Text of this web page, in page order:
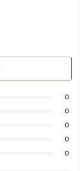
0
0
0
0
0